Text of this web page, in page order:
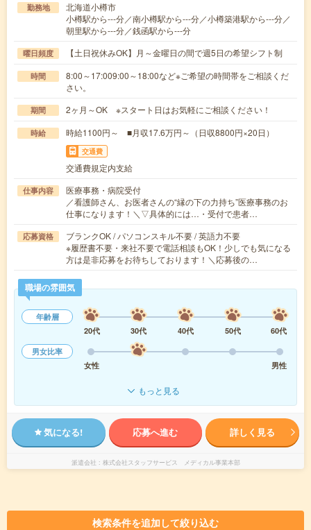
勤務地
北海道小樽市
小樽駅から---分／南小樽駅から---分／小樽築港駅から---分／
朝里駅から---分／銭函駅から---分
曜日頻度 【土日祝休みOK】月～金曜日の間で週5日の希望シフト制
時間
8:00～17:009:00～18:00など※ご希望の時間帯をご相談くだ
さい。
期間 2ヶ月～OK ※スタート日はお気軽にご相談ください！
時給 時給1100円～ ■月収17.6万円～（日収8800円×20日）
交通費
交通費規定内支給
仕事内容
医療事務・病院受付
／看護師さん、お医者さんの“縁の下の力持ち”医療事務のお
仕事になります！＼▽具体的には…・受付で患者…
応募資格
ブランクOK / パソコンスキル不要 / 英語力不要
※履歴書不要・来社不要で電話相談もOK！少しでも気になる
方は是非応募をお待ちしております！＼応募後の…
職場の雰囲気
年齢層
20代
30代 40代 50代
60代
男女比率
女性
男性
もっと見る
気になる! 応募へ進む 詳しく見る
派遣会社 株式会社スタッフサービス メディカル事業本部
検索条件を追加して絞り込む